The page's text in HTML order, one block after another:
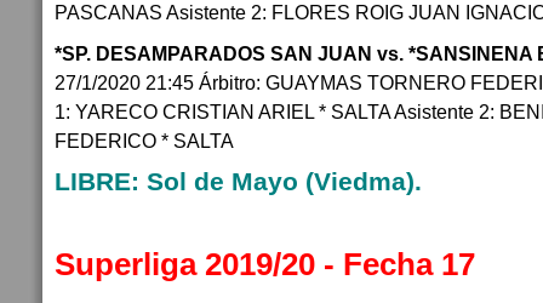
PASCANAS Asistente 2: FLORES ROIG JUAN
*SP. DESAMPARADOS SAN JUAN vs.
27/1/2020 21:45 Árbitro: GUAYMAS TORNERO
1: YARECO CRISTIAN ARIEL * SALTA Asistente 2:
FEDERICO * SALTA
LIBRE: Sol de Mayo (Viedma).
Superliga 2019/20 - Fecha 17